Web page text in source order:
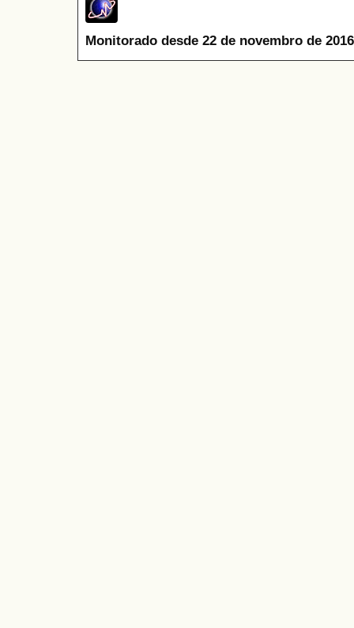
Monitorado desde 22 de novembro de